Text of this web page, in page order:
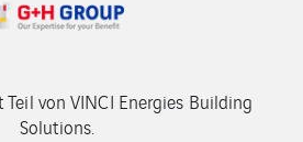
von VINCI Energies Building
Solutions.